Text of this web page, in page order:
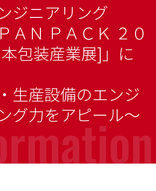
ジニアリング
ＡＮ ＰＡＣＫ ２０
包装産業展]」に
生産設備のエンジ
グ力をアピール～